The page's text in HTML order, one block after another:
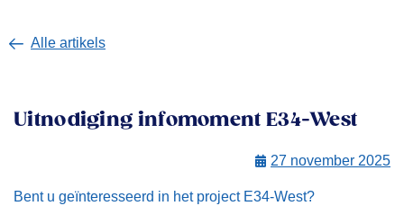
Alle artikels
Uitnodiging infomoment E34-West
27 november 2025
Bent u geïnteresseerd in het project E34-West?